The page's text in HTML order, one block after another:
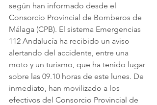
según han informado desde el
Consorcio Provincial de Bomberos de
Málaga (CPB). El sistema Emergencias
112 Andalucía ha recibido un aviso
alertando del accidente, entre una
moto y un turismo, que ha tenido lugar
sobre las 09.10 horas de este lunes. De
inmediato, han movilizado a los
efectivos del Consorcio Provincial de